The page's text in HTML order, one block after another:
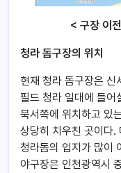
< 구장 이
청라 돔구장의 위치
현재 청라 돔구장은 신
필드 청라 일대에 들어
북서쪽에 위치하고 있
상당히 치우친 곳이다.
청라돔의 입지가 많이
야구장은 인천광역시